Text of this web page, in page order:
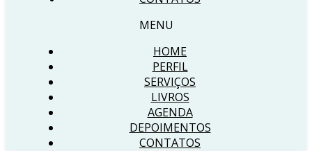
MENU
HOME
PERFIL
SERVIÇOS
LIVROS
AGENDA
DEPOIMENTOS
CONTATOS